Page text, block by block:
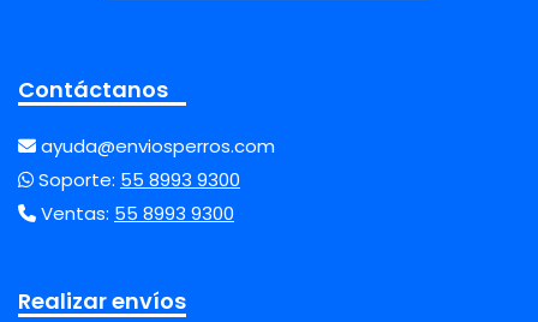
Contáctanos
ayuda@enviosperros.com
Soporte: 55 8993 9300
Ventas: 55 8993 9300
Realizar envíos